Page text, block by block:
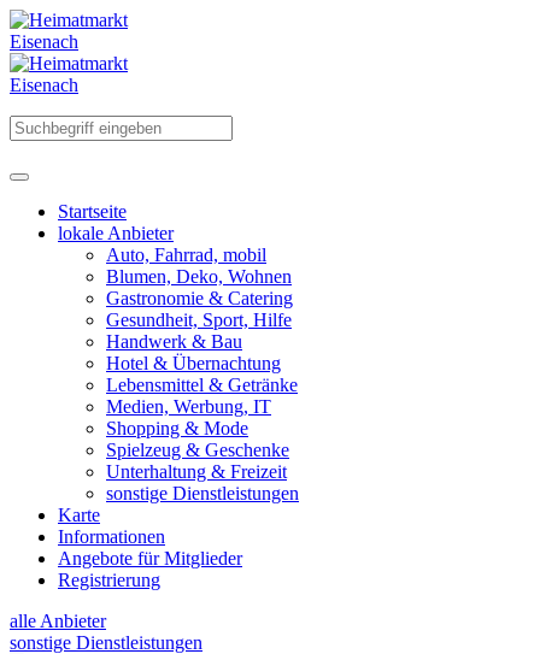
Startseite
lokale Anbieter
Auto, Fahrrad, mobil
Blumen, Deko, Wohnen
Gastronomie & Catering
Gesundheit, Sport, Hilfe
Handwerk & Bau
Hotel & Übernachtung
Lebensmittel & Getränke
Medien, Werbung, IT
Shopping & Mode
Spielzeug & Geschenke
Unterhaltung & Freizeit
sonstige Dienstleistungen
Karte
Informationen
Angebote für Mitglieder
Registrierung
alle Anbieter
sonstige Dienstleistungen